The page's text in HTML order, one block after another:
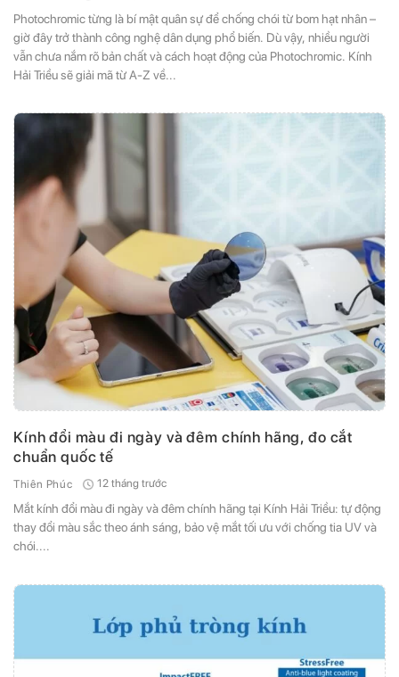
Photochromic từng là bí mật quân sự để chống chói từ bom hạt nhân –
giờ đây trở thành công nghệ dân dụng phổ biến. Dù vậy, nhiều người
vẫn chưa nắm rõ bản chất và cách hoạt động của Photochromic. Kính
Hải Triều sẽ giải mã từ A-Z về...
Kính đổi màu đi ngày và đêm chính hãng, đo cắt
chuẩn quốc tế
Thiên Phúc 12 tháng trước
Mắt kính đổi màu đi ngày và đêm chính hãng tại Kính Hải Triều: tự động
thay đổi màu sắc theo ánh sáng, bảo vệ mắt tối ưu với chống tia UV và
chói....